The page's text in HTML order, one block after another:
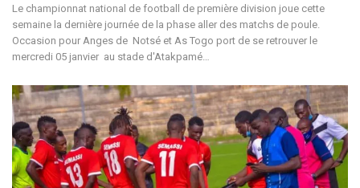
Le championnat national de football de première division joue cette
semaine la dernière journée de la phase aller des matchs de poule.
Occasion pour Anges de Notsé et As Togo port de se retrouver le
mercredi 05 janvier au stade d'Atakpamé…